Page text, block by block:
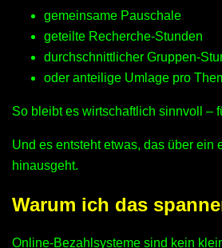
gemeinsame Pauschale
geteilte Recherche-Stunden
durchschnittlicher Gruppen-
oder anteilige Umlage pro
So bleibt es wirtschaftlich sinnvoll –
Und es entsteht etwas, das über ein
hinausgeht.
Warum ich das
Online-Bezahlsysteme sind kein